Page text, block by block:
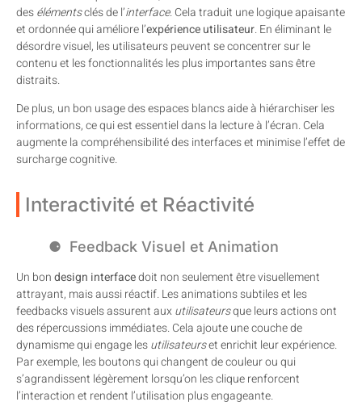
desélémentsclés de l’interface. Cela traduit une logique apaisante
et ordonnée qui améliore l’expérience utilisateur. En éliminant le
désordre visuel, les utilisateurs peuvent se concentrer sur le
contenu et les fonctionnalités les plus importantes sans être
distraits.
De plus, un bon usage des espaces blancs aide à hiérarchiser les
informations, ce qui est essentiel dans la lecture à l’écran. Cela
augmente la compréhensibilité des interfaces et minimise l’effet de
surcharge cognitive.
Interactivité et Réactivité
Feedback Visuel et Animation
Un bondesign interfacedoit non seulement être visuellement
attrayant, mais aussi réactif. Les animations subtiles et les
feedbacks visuels assurent auxutilisateursque leurs actions ont
des répercussions immédiates. Cela ajoute une couche de
dynamisme qui engage lesutilisateurset enrichit leur expérience.
Par exemple, les boutons qui changent de couleur ou qui
s’agrandissent légèrement lorsqu’on les clique renforcent
l’interaction et rendent l’utilisation plus engageante.